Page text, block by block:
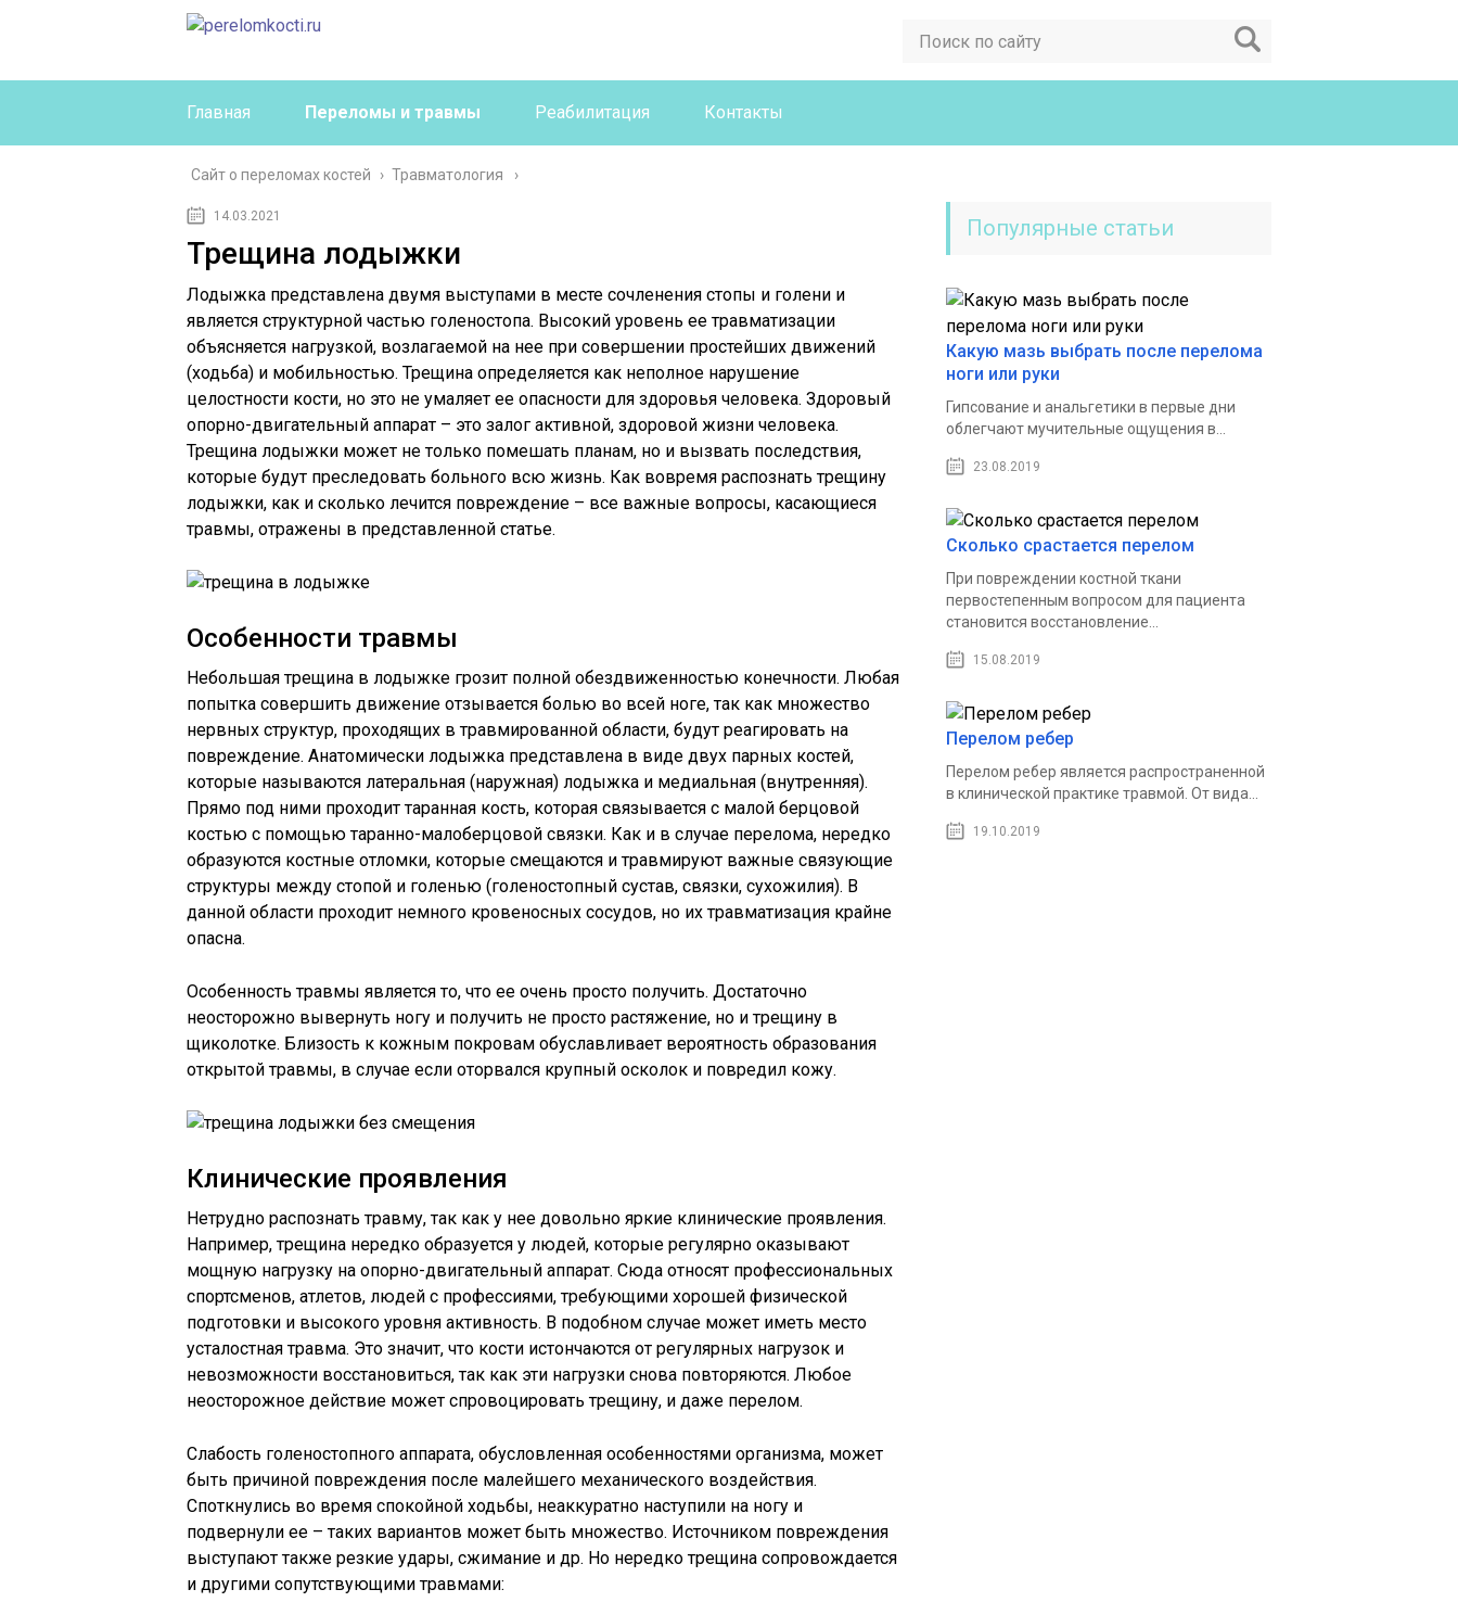
Главная Переломы и травмы Реабилитация Контакты
Сайт о переломах костей › Травматология
14.03.2021
Трещина лодыжки
Лодыжка представлена двумя выступами в месте сочленения стопы и голени и
является структурной частью голеностопа. Высокий уровень ее травматизации
объясняется нагрузкой, возлагаемой на нее при совершении простейших движений
(ходьба) и мобильностью. Трещина определяется как неполное нарушение
целостности кости, но это не умаляет ее опасности для здоровья человека. Здоровый
опорно-двигательный аппарат – это залог активной, здоровой жизни человека.
Трещина лодыжки может не только помешать планам, но и вызвать последствия,
которые будут преследовать больного всю жизнь. Как вовремя распознать трещину
лодыжки, как и сколько лечится повреждение – все важные вопросы, касающиеся
травмы, отражены в представленной статье.
Особенности травмы
Небольшая трещина в лодыжке грозит полной обездвиженностью конечности. Любая
попытка совершить движение отзывается болью во всей ноге, так как множество
нервных структур, проходящих в травмированной области, будут реагировать на
повреждение. Анатомически лодыжка представлена в виде двух парных костей,
которые называются латеральная (наружная) лодыжка и медиальная (внутренняя).
Прямо под ними проходит таранная кость, которая связывается с малой берцовой
костью с помощью таранно-малоберцовой связки. Как и в случае перелома, нередко
образуются костные отломки, которые смещаются и травмируют важные связующие
структуры между стопой и голенью (голеностопный сустав, связки, сухожилия). В
данной области проходит немного кровеносных сосудов, но их травматизация крайне
опасна.
Особенность травмы является то, что ее очень просто получить. Достаточно
неосторожно вывернуть ногу и получить не просто растяжение, но и трещину в
щиколотке. Близость к кожным покровам обуславливает вероятность образования
открытой травмы, в случае если оторвался крупный осколок и повредил кожу.
Клинические проявления
Нетрудно распознать травму, так как у нее довольно яркие клинические проявления.
Например, трещина нередко образуется у людей, которые регулярно оказывают
мощную нагрузку на опорно-двигательный аппарат. Сюда относят профессиональных
спортсменов, атлетов, людей с профессиями, требующими хорошей физической
подготовки и высокого уровня активность. В подобном случае может иметь место
усталостная травма. Это значит, что кости истончаются от регулярных нагрузок и
невозможности восстановиться, так как эти нагрузки снова повторяются. Любое
неосторожное действие может спровоцировать трещину, и даже перелом.
Слабость голеностопного аппарата, обусловленная особенностями организма, может
быть причиной повреждения после малейшего механического воздействия.
Споткнулись во время спокойной ходьбы, неаккуратно наступили на ногу и
подвернули ее – таких вариантов может быть множество. Источником повреждения
выступают также резкие удары, сжимание и др. Но нередко трещина сопровождается
и другими сопутствующими травмами:
Популярные статьи
Какую мазь выбрать после перелома
ноги или руки
Гипсование и анальгетики в первые дни
облегчают мучительные ощущения в...
23.08.2019
Сколько срастается перелом
При повреждении костной ткани
первостепенным вопросом для пациента
становится восстановление...
15.08.2019
Перелом ребер
Перелом ребер является распространенной
в клинической практике травмой. От вида...
19.10.2019